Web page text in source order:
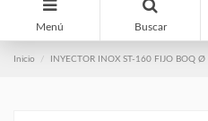
Menú Buscar
Inicio INYECTOR INOX ST-160 FIJO BOQ